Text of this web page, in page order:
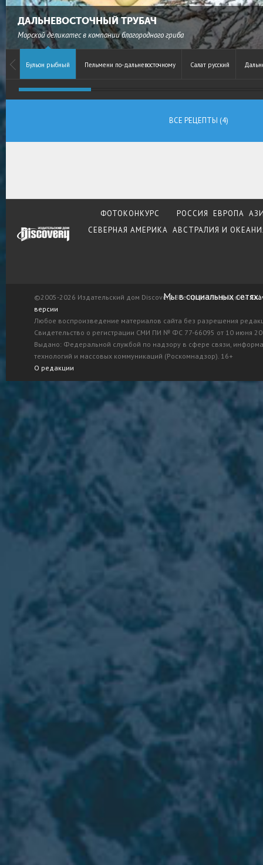
ДАЛЬНЕВОСТОЧНЫЙ ТРУБАЧ
Морской деликатес в компании благородного гриба
Бульон рыбный Пельмени по-дальневосточному Салат русский
ВСЕ РЕЦЕПТЫ (4)
ФОТОКОНКУРС РОССИЯ ЕВРОПА
СЕВЕРНАЯ АМЕРИКА АВСТРАЛИЯ И
©2005-2026 Издательский дом Discovery. Все права защищены.
версии
Любое воспроизведение материалов сайта без разрешения
Свидетельство о регистрации СМИ ПИ № ФС 77-66095 от 10 июня
Выдано: Федеральной службой по надзору в сфере связи,
технологий и массовых коммуникаций (Роскомнадзор). 16+
О редакции
Мы в социальных сетях: